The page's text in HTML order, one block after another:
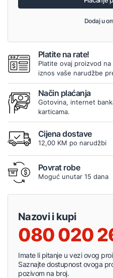
Dodaj u
Platite na rate!
Platite ovaj proizvod
iznos vaše narudžbe
Način plaćanja
Gotovina, internet
karticama.
Cijena dostave
12,00 KM po narudžbi
Povrat robe
Moguć unutar 15 dana
Nazovi i kupi
080 020
Imate li pitanje u vezi ovog
Saznajte dostupnost ovoga
pozivom na broj.